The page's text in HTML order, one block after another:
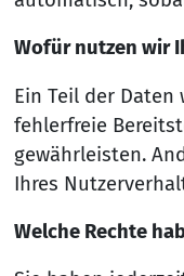
Wofür nutzen wir
Ein Teil der
fehlerfreie
gewährleisten.
Ihres
Welche Rechte